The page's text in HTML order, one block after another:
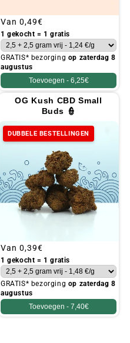
Gebruikelijke
prijs
Van 0,49€
1 gekocht = 1 gratis
GRATIS* bezorging op zaterdag 8
augustus
Toevoegen - 6,25€
OG Kush CBD Small
Buds 👮
DUBBELE BESTELLINGEN
Gebruikelijke
prijs
Van 0,39€
1 gekocht = 1 gratis
GRATIS* bezorging op zaterdag 8
augustus
Toevoegen - 7,40€